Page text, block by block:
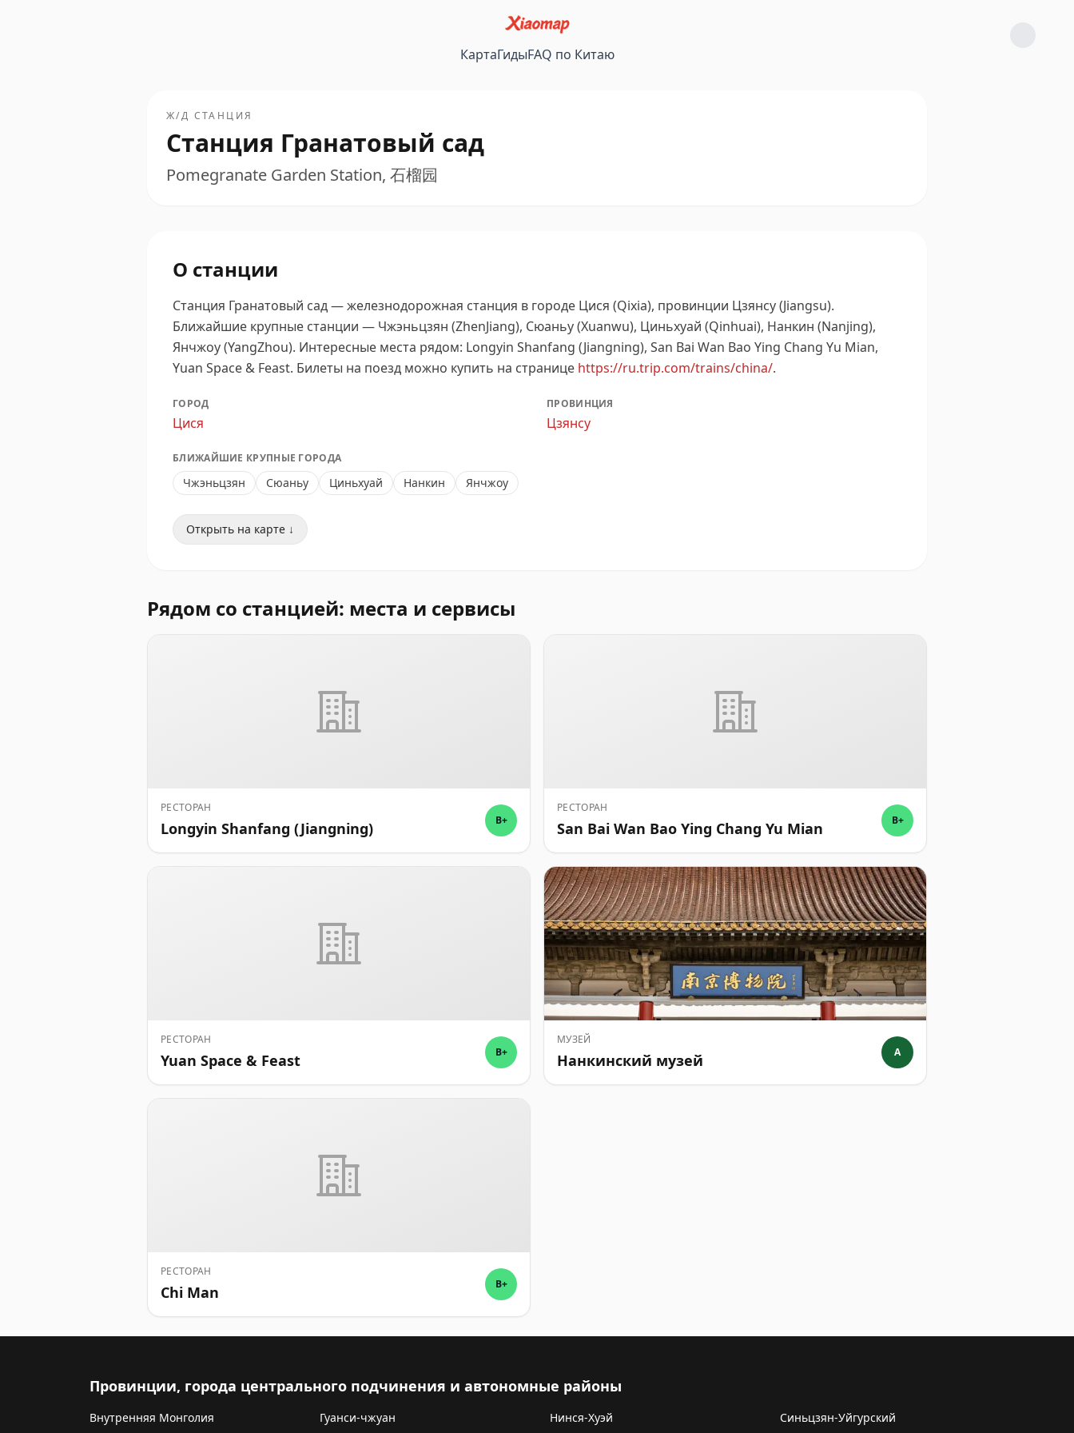
КартаГидыFAQ по Китаю
Ж/Д СТАНЦИЯ
Станция Гранатовый сад
Pomegranate Garden Station, 石榴园
О станции
Станция Гранатовый сад — железнодорожная станция в городе Цися (Qixia), провинции Цзянсу (Jiangsu).
Ближайшие крупные станции — Чжэньцзян (ZhenJiang), Сюаньу (Xuanwu), Циньхуай (Qinhuai), Нанкин (Nanjing),
Янчжоу (YangZhou). Интересные места рядом: Longyin Shanfang (Jiangning), San Bai Wan Bao Ying Chang Yu Mian,
Yuan Space & Feast. Билеты на поезд можно купить на странице https://ru.trip.com/trains/china/.
ГОРОД
Цися
ПРОВИНЦИЯ
Цзянсу
БЛИЖАЙШИЕ КРУПНЫЕ ГОРОДА
Чжэньцзян Сюаньу Циньхуай Нанкин Янчжоу
Открыть на карте ↓
Рядом со станцией: места и сервисы
РЕСТОРАН
Longyin Shanfang (Jiangning) B+
РЕСТОРАН
San Bai Wan Bao Ying Chang Yu Mian B+
РЕСТОРАН
Yuan Space & Feast B+
МУЗЕЙ
Нанкинский музей A
РЕСТОРАН
Chi Man B+
Провинции, города центрального подчинения и автономные районы
Внутренняя Монголия Гуанси-чжуан Нинся-Хуэй
Синьцзян-Уйгурский